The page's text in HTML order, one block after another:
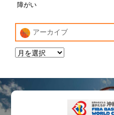
障がい
アーカイブ